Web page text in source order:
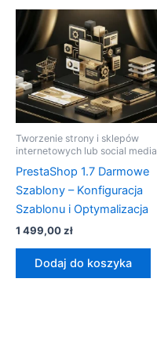
Tworzenie strony i sklepów
internetowych lub social media
PrestaShop 1.7 Darmowe
Szablony – Konfiguracja
Szablonu i Optymalizacja
1 499,00zł
Dodaj do koszyka